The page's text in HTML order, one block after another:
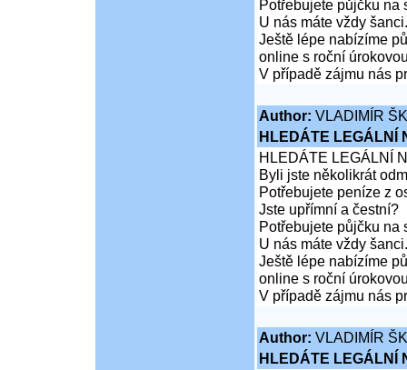
Potřebujete půjčku na
U nás máte vždy šanci.
Ještě lépe nabízíme
online s roční
V případě zájmu nás
Author: VLADIMÍR
HLEDÁTE LEGÁLNÍ
HLEDÁTE LEGÁLNÍ
Byli jste několikrát
Potřebujete peníze z
Jste upřímní a čestní?
Potřebujete půjčku na
U nás máte vždy šanci.
Ještě lépe nabízíme
online s roční
V případě zájmu nás
Author: VLADIMÍR
HLEDÁTE LEGÁLNÍ